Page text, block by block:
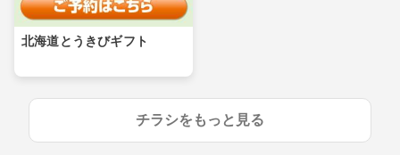
北海道とうきびギフト
チラシをもっと見る